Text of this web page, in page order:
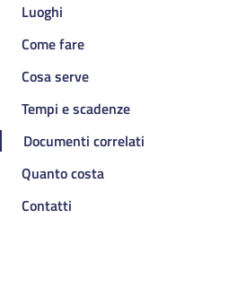
Luoghi
Come fare
Cosa serve
Tempi e scadenze
Documenti correlati
Quanto costa
Contatti